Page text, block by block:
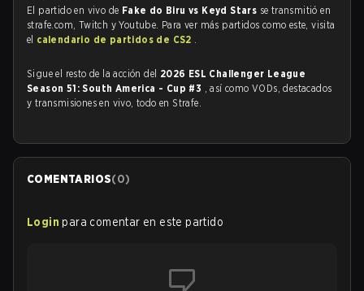
El partido en vivo de Fake do Biru vs Keyd Stars se transmitió en
strafe.com, Twitch y Youtube. Para ver más partidos como este, visita
el calendario de partidos de CS2 .
Sigue el resto de la acción del 2026 ESL Challenger League
Season 51: South America - Cup #3 , así como VODs, destacados
y transmisiones en vivo, todo en Strafe.
COMENTARIOS(0)
Login para comentar en este partido